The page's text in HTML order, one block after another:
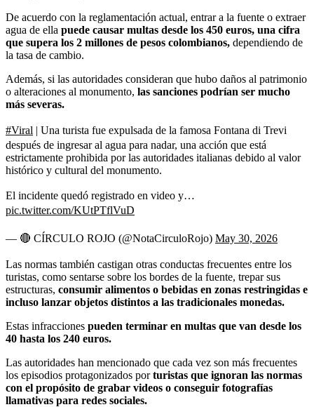
De acuerdo con la reglamentación actual, entrar a la fuente o extraer
agua de ella puede causar multas desde los 450 euros, una cifra
que supera los 2 millones de pesos colombianos, dependiendo de
la tasa de cambio.
Además, si las autoridades consideran que hubo daños al patrimonio
o alteraciones al monumento, las sanciones podrían ser mucho
más severas.
#Viral | Una turista fue expulsada de la famosa Fontana di Trevi
después de ingresar al agua para nadar, una acción que está
estrictamente prohibida por las autoridades italianas debido al valor
histórico y cultural del monumento.
El incidente quedó registrado en video y…
pic.twitter.com/KUtPTflVuD
— 🔴 CÍRCULO ROJO (@NotaCirculoRojo) May 30, 2026
Las normas también castigan otras conductas frecuentes entre los
turistas, como sentarse sobre los bordes de la fuente, trepar sus
estructuras, consumir alimentos o bebidas en zonas restringidas e
incluso lanzar objetos distintos a las tradicionales monedas.
Estas infracciones pueden terminar en multas que van desde los
40 hasta los 240 euros.
Las autoridades han mencionado que cada vez son más frecuentes
los episodios protagonizados porturistas que ignoran las normas
con el propósito de grabar videos o conseguir fotografías
llamativas para redes sociales.